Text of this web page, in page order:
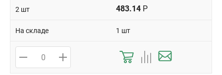
2 шт 483.14 Р
На складе 1 шт